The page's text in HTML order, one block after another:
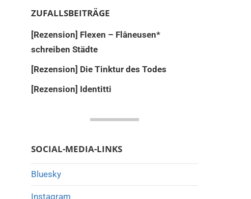
ZUFALLSBEITRÄGE
[Rezension] Flexen – Flâneusen*
schreiben Städte
[Rezension] Die Tinktur des Todes
[Rezension] Identitti
SOCIAL-MEDIA-LINKS
Bluesky
Instagram